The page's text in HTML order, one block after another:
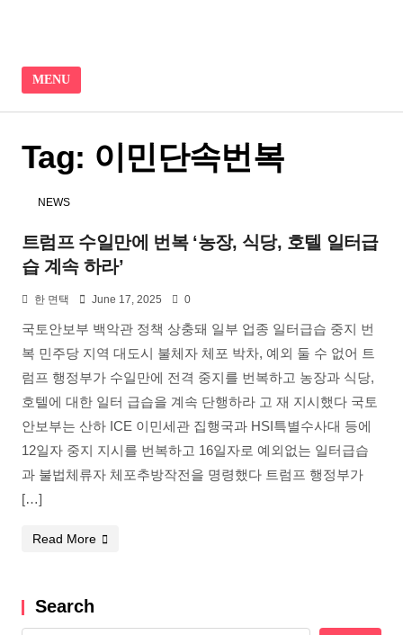
MENU
Tag: 이민단속번복
NEWS
트럼프 수일만에 번복 ‘농장, 식당, 호텔 일터급
습 계속 하라’
한 면택 June 17, 2025 0
국토안보부 백악관 정책 상충돼 일부 업종 일터급습 중지 번
복 민주당 지역 대도시 불체자 체포 박차, 예외 둘 수 없어 트
럼프 행정부가 수일만에 전격 중지를 번복하고 농장과 식당,
호텔에 대한 일터 급습을 계속 단행하라 고 재 지시했다 국토
안보부는 산하 ICE 이민세관 집행국과 HSI특별수사대 등에
12일자 중지 지시를 번복하고 16일자로 예외없는 일터급습
과 불법체류자 체포추방작전을 명령했다 트럼프 행정부가
[…]
Read More
Search